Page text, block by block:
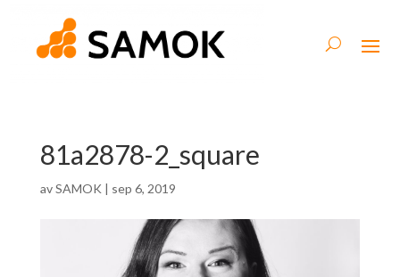
81a2878-2_square
avSAMOK | sep 6, 2019